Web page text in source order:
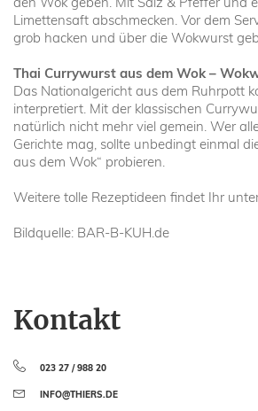
Limettensaft abschmecken. Vor dem
grob hacken und über die Wokwurst
Thai Currywurst aus dem Wok –
Das Nationalgericht aus dem Ruhrpott
interpretiert. Mit der klassischen
natürlich nicht mehr viel gemein. Wer
Gerichte mag, sollte unbedingt einmal
aus dem Wok“ probieren.
Weitere tolle Rezeptideen findet Ihr
Bildquelle: BAR-B-KUH.de
Kontakt
023 27 / 988 20
INFO@THIERS.DE